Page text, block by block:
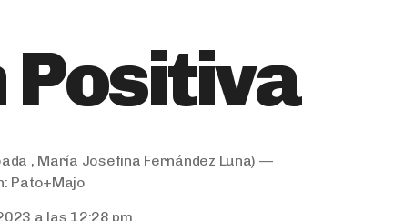
Positiva
, María Josefina Fernández Luna) —
Pato+Majo
a las 12:28 pm